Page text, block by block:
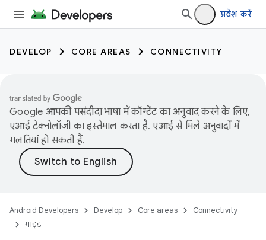
प्रवेश करें
DEVELOP CORE AREAS CONNECTIVITY
Google आपकी पसंदीदा भाषा में कॉन्टेंट का अनुवाद करने के लिए,
एआई टेक्नोलॉजी का इस्तेमाल करता है. एआई से मिले अनुवादों में
गलतियां हो सकती हैं.
Android Developers Develop Core areas
Connectivity
गाइड